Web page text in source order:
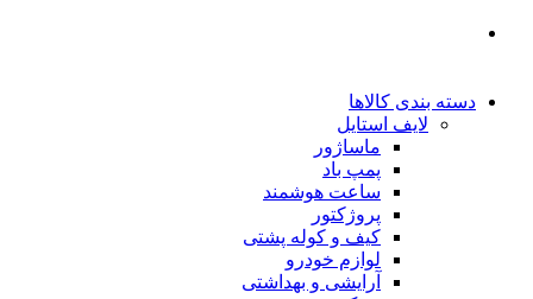
دسته بندی کالاها
لایف استایل
ماساژور
پمپ باد
ساعت هوشمند
پروژکتور
کیف و کوله پشتی
لوازم خودرو
آرایشی و بهداشتی